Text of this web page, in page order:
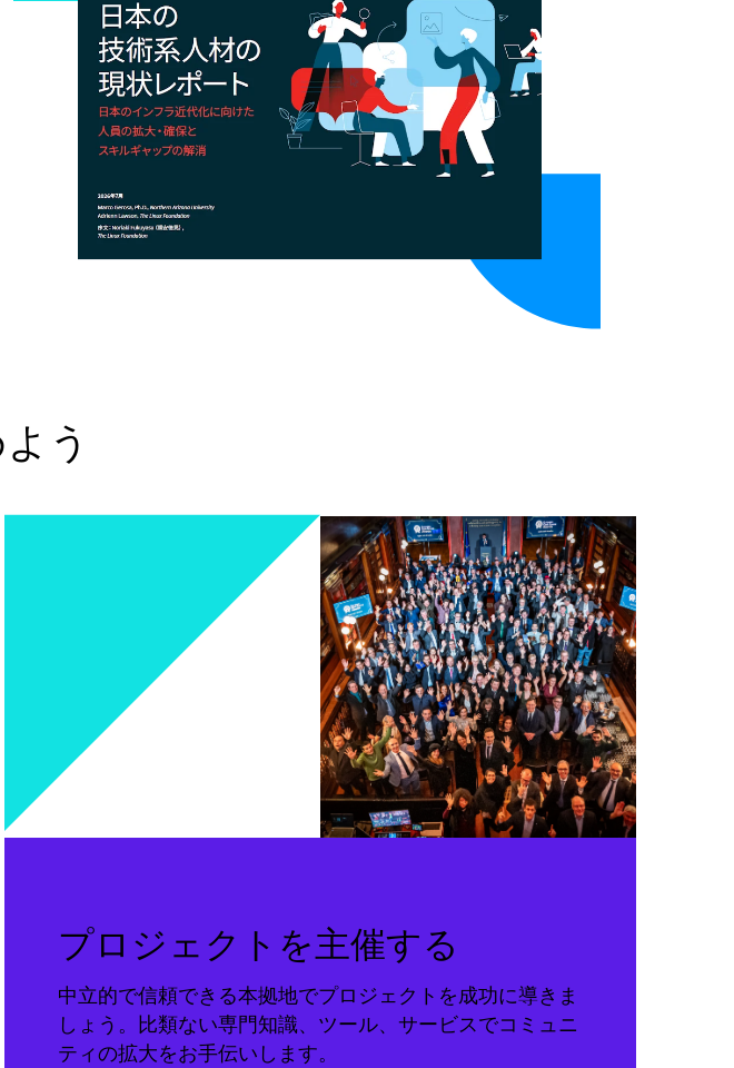
う
プロジェクトを主催する
中立的で信頼できる本拠地でプロジェクトを成功に導きま
しょう。比類ない専門知識、ツール、サービスでコミュニ
ティの拡大をお手伝いします。